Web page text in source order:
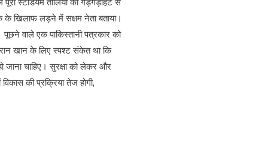
के खिलाफ लड़ने में सक्षम नेता बताया।
पूछने वाले एक पाकिस्तानी पत्रकार को
खान के लिए स्पश्ट संकेत था कि
चाहिए। सुरक्षा को लेकर और
की प्रक्रिया तेज होगी,